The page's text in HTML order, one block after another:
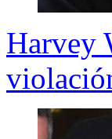
Harvey